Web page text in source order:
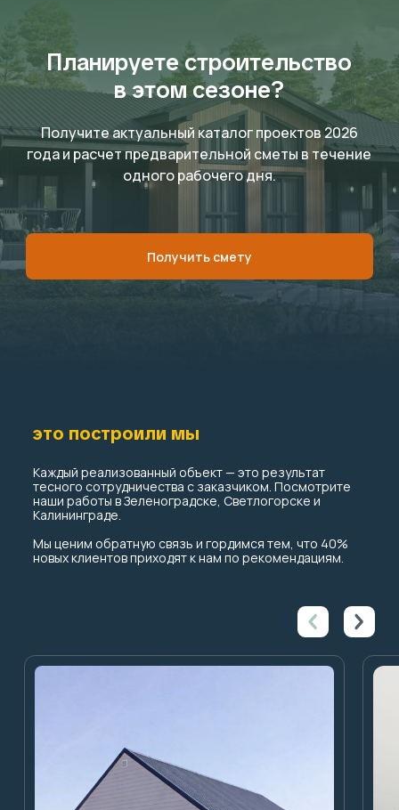
Планируете строительство
в этом сезоне?
Получите актуальный каталог проектов 2026
года и расчет предварительной сметы в течение
одного рабочего дня.
Получить смету
это построили мы
Каждый реализованный объект — это результат
тесного сотрудничества с заказчиком. Посмотрите
наши работы в Зеленоградске, Светлогорске и
Калининграде.
Мы ценим обратную связь и гордимся тем, что 40%
новых клиентов приходят к нам по рекомендациям.